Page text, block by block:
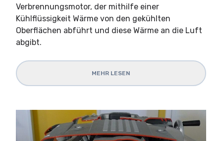
Verbrennungsmotor, der mithilfe einer
Kühlflüssigkeit Wärme von den gekühlten
Oberflächen abführt und diese Wärme an die Luft
abgibt.
MEHR LESEN